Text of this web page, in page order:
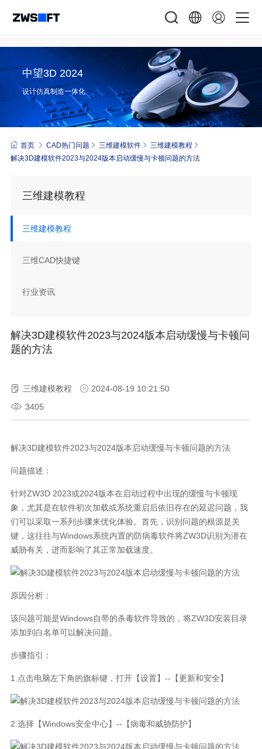
中望3D 2024
设计仿真制造一体化
首页 CAD热门问题 三维建模软件
三维建模教程
解决3D建模软件2023与2024版本启动缓慢与卡顿问题的方法
三维建模教程
三维建模教程
三维CAD快捷键
行业资讯
解决3D建模软件2023与2024版本启动缓慢与卡顿问
题的方法
三维建模教程
2024-08-19 10:21:50
3405
解决3D建模软件2023与2024版本启动缓慢与卡顿问题的方法
问题描述：
针对ZW3D 2023或2024版本在启动过程中出现的缓慢与卡顿现
象，尤其是在软件初次加载或系统重启后依旧存在的延迟问题，我
们可以采取一系列步骤来优化体验。首先，识别问题的根源是关
键，这往往与Windows系统内置的防病毒软件将ZW3D识别为潜在
威胁有关，进而影响了其正常加载速度。
原因分析：
该问题可能是Windows自带的杀毒软件导致的，将ZW3D安装目录
添加到白名单可以解决问题。
步骤指引：
1.点击电脑左下角的旗标键，打开【设置】--【更新和安全】
2.选择【Windows安全中心】--【病毒和威胁防护】